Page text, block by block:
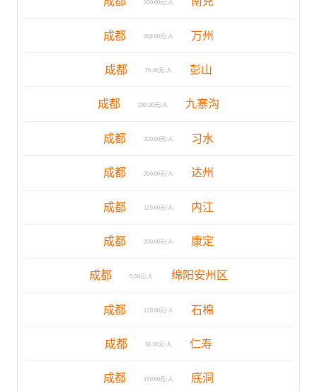
100.00元/人
成都 268.00元/人 万州
成都 70.00元/人 彭山
成都 200.00元/人 九寨沟
成都 200.00元/人 习水
成都 200.00元/人 达州
成都 120.00元/人 内江
成都 200.00元/人 康定
成都 0.00元/人 绵阳安州区
成都 110.00元/人 石棉
成都 50.00元/人 仁寿
成都 150.00元/人 底洞